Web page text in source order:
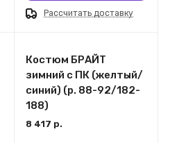
Рассчитать доставку
Костюм БРАЙТ
зимний с ПК (желтый/
синий) (р. 88-92/182-
188)
8 417 р.